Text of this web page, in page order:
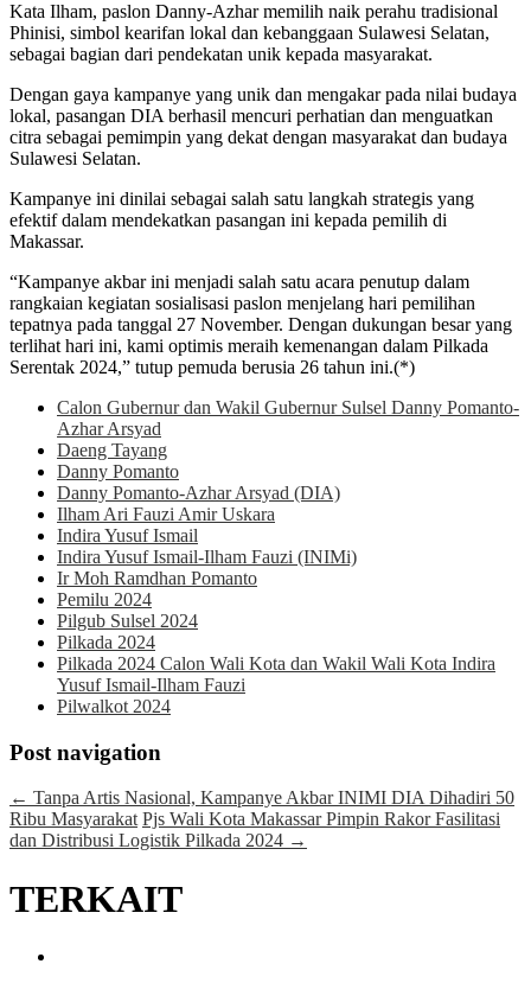
Kata Ilham, paslon Danny-Azhar memilih naik perahu tradisional
Phinisi, simbol kearifan lokal dan kebanggaan Sulawesi Selatan,
sebagai bagian dari pendekatan unik kepada masyarakat.
Dengan gaya kampanye yang unik dan mengakar pada nilai budaya
lokal, pasangan DIA berhasil mencuri perhatian dan menguatkan
citra sebagai pemimpin yang dekat dengan masyarakat dan budaya
Sulawesi Selatan.
Kampanye ini dinilai sebagai salah satu langkah strategis yang
efektif dalam mendekatkan pasangan ini kepada pemilih di
Makassar.
“Kampanye akbar ini menjadi salah satu acara penutup dalam
rangkaian kegiatan sosialisasi paslon menjelang hari pemilihan
tepatnya pada tanggal 27 November. Dengan dukungan besar yang
terlihat hari ini, kami optimis meraih kemenangan dalam Pilkada
Serentak 2024,” tutup pemuda berusia 26 tahun ini.(*)
Calon Gubernur dan Wakil Gubernur Sulsel Danny Pomanto-
Azhar Arsyad
Daeng Tayang
Danny Pomanto
Danny Pomanto-Azhar Arsyad (DIA)
Ilham Ari Fauzi Amir Uskara
Indira Yusuf Ismail
Indira Yusuf Ismail-Ilham Fauzi (INIMi)
Ir Moh Ramdhan Pomanto
Pemilu 2024
Pilgub Sulsel 2024
Pilkada 2024
Pilkada 2024 Calon Wali Kota dan Wakil Wali Kota Indira
Yusuf Ismail-Ilham Fauzi
Pilwalkot 2024
Post navigation
← Tanpa Artis Nasional, Kampanye Akbar INIMI DIA Dihadiri 50
Ribu Masyarakat Pjs Wali Kota Makassar Pimpin Rakor Fasilitasi
dan Distribusi Logistik Pilkada 2024 →
TERKAIT